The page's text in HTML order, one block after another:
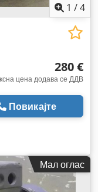
1 /4
280 €
цена додава се ДДВ
Повикајте
Мал оглас